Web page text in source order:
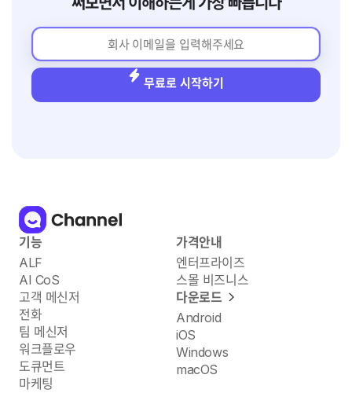
무료로 시작하기
기능
ALF
AI CoS
고객 메신저
전화
팀 메신저
워크플로우
도큐먼트
마케팅
가격안내
엔터프라이즈
스몰 비즈니스
다운로드
Android
iOS
Windows
macOS